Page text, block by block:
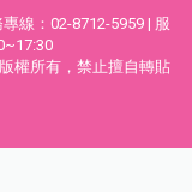
線：02-8712-5959 | 服
權所有，禁止擅自轉貼